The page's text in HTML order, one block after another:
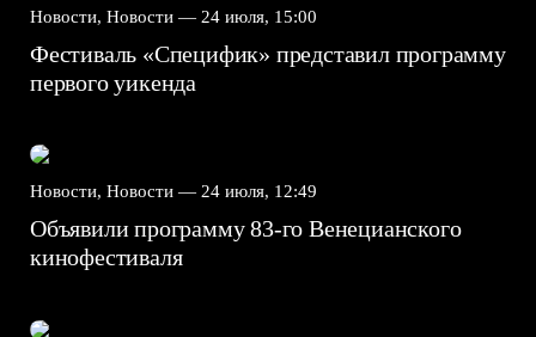
Новости, Новости — 24 июля, 15:00
Фестиваль «Специфик» представил программу
первого уикенда
Новости, Новости — 24 июля, 12:49
Объявили программу 83-го Венецианского
кинофестиваля